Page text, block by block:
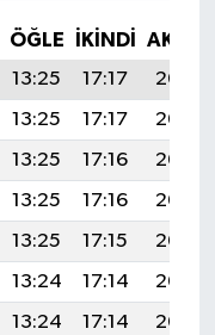
ÖĞLE İKINDI
13:25 17:17
20:30
13:25 17:17
20:29
13:25 17:16
20:28
13:25 17:16
20:26
13:25 17:15
20:25
13:24 17:14
20:24
13:24 17:14
20:22